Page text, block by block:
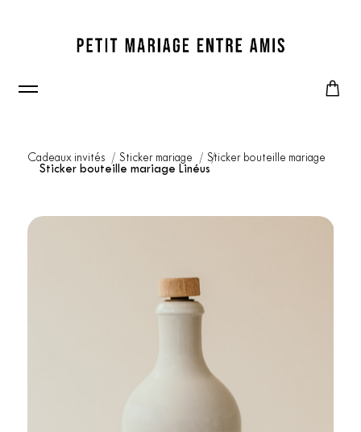
Cadeaux invités Sticker mariage
Sticker bouteille mariage
Sticker bouteille mariage Linéus